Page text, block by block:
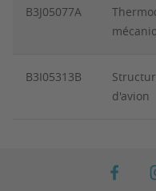
B3J05077A
B3I05313B
d'avion